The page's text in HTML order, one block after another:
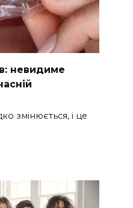
невидиме
змінюється, і це